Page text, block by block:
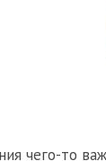
чего-то